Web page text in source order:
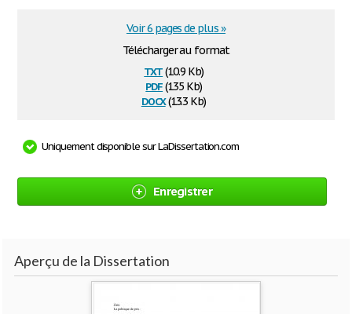
Télécharger au format
txt(10.9 Kb)
pdf(135 Kb)
docx(13.3 Kb)
Voir 6 pages de plus »
Uniquement disponible sur LaDissertation.com
Enregistrer
Aperçu de la Dissertation